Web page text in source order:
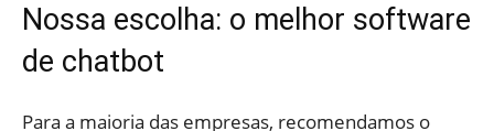
Nossa escolha: o melhor software
de chatbot
Para a maioria das empresas, recomendamos o